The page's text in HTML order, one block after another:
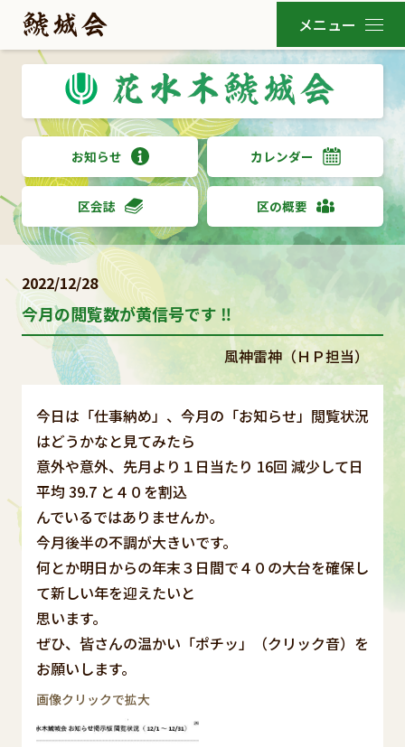
お知らせ カレンダー
区会誌 区の概要
2022/12/28
今月の閲覧数が黄信号です ‼
風神雷神（ＨＰ担当）
今日は「仕事納め」、今月の「お知らせ」閲覧状況
はどうかなと見てみたら
意外や意外、先月より１日当たり 16回 減少して日
平均 39.7 と４０を割込
んでいるではありませんか。
今月後半の不調が大きいです。
何とか明日からの年末３日間で４０の大台を確保し
て新しい年を迎えたいと
思います。
ぜひ、皆さんの温かい「ポチッ」（クリック音）を
お願いします。
画像クリックで拡大